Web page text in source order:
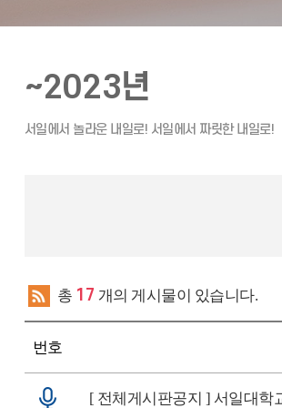
~2023년
총 17 개의 게시물이 있습니다.
번호
[ 전체게시판공지 ] 서일대학